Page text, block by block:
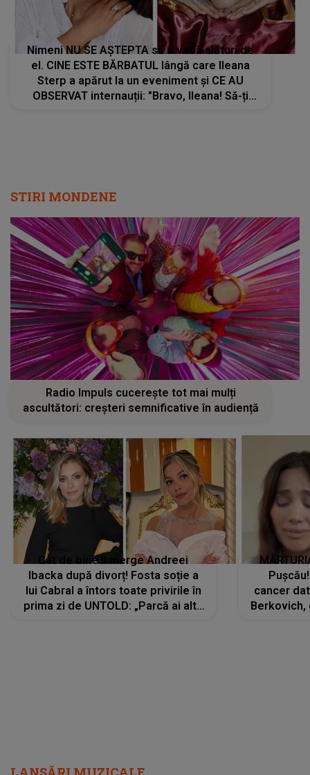
Nimeni NU SE AȘTEPTA să o vadă alături de
el. CINE ESTE BĂRBATUL lângă care Ileana
Sterp a apărut la un eveniment și CE AU
OBSERVAT internauții: "Bravo, Ileana! Să-ți
STIRI MONDENE
Radio Impuls cucerește tot mai mulți
ascultători: creșteri semnificative în audiență
Cât de bine îi merge Andreei
Ibacka după divorț! Fosta soție a
lui Cabral a întors toate privirile în
prima zi de UNTOLD: „Parcă ai altă
cancer
Berkovich,